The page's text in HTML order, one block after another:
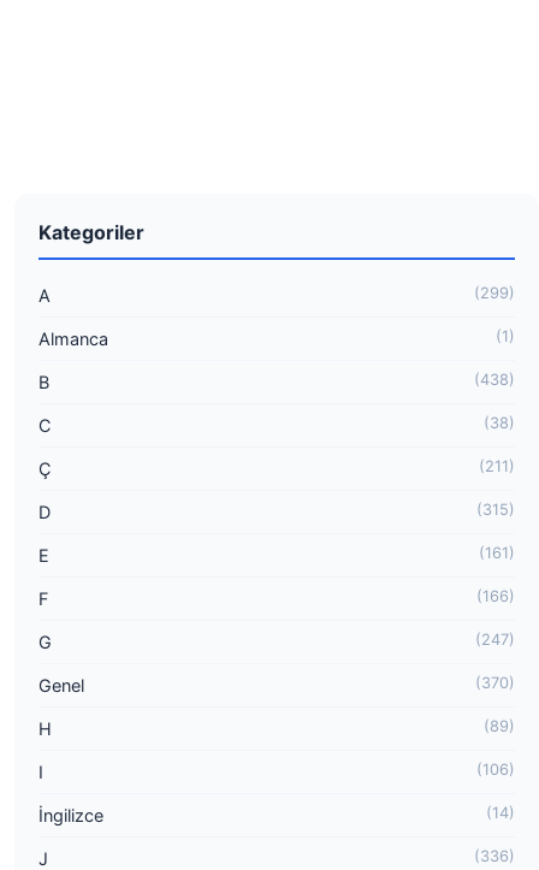
Kategoriler
A (299)
Almanca (1)
B (438)
C (38)
Ç (211)
D (315)
E (161)
F (166)
G (247)
Genel (370)
H (89)
I (106)
İngilizce (14)
J (336)